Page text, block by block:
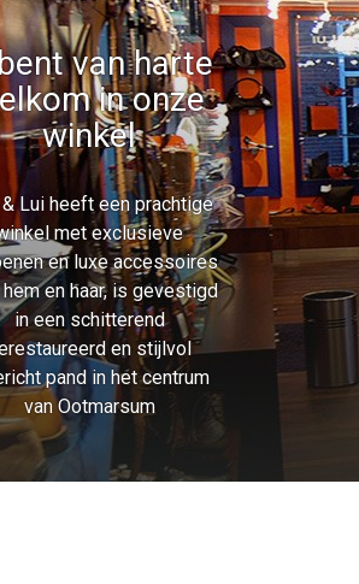
van harte
in onze
winkel
& Lui heeft een prachtige
met exclusieve
en luxe accessoires
en haar, is gevestigd
in een schitterend
en stijlvol
pand in het centrum
van Ootmarsum